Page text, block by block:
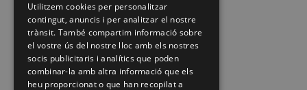
Utilitzem cookies per personalitzar
contingut, anuncis i per analitzar el nostre
trànsit. També compartim informació sobre
el vostre ús del nostre lloc amb els nostres
socis publicitaris i analítics que poden
combinar-la amb altra informació que els
heu proporcionat o que han recopilat a